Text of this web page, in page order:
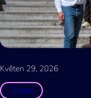
Květen 29, 2026
Zprávy